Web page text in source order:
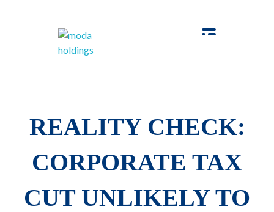
REALITY CHECK:
CORPORATE TAX
CUT UNLIKELY TO